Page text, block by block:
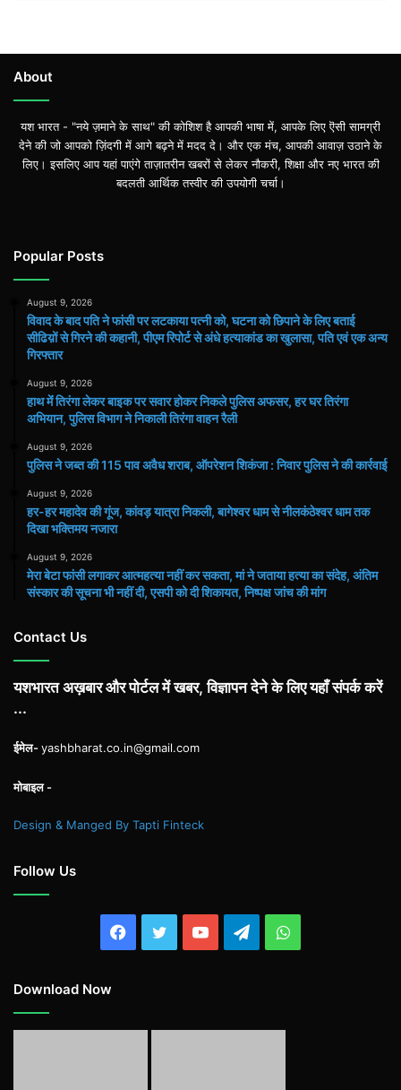
About
यश भारत - "नये ज़माने के साथ" की कोशिश है आपकी भाषा में, आपके लिए ऎसी सामग्री
देने की जो आपको ज़िंदगी में आगे बढ़ने में मदद दे। और एक मंच, आपकी आवाज़ उठाने के
लिए। इसलिए आप यहां पाएंगे ताज़ातरीन खबरों से लेकर नौकरी, शिक्षा और नए भारत की
बदलती आर्थिक तस्वीर की उपयोगी चर्चा।
Popular Posts
August 9, 2026
विवाद के बाद पति ने फांसी पर लटकाया पत्नी को, घटना को छिपाने के लिए बताई
सीढिय़ों से गिरने की कहानी, पीएम रिपोर्ट से अंधे हत्याकांड का खुलासा, पति एवं एक अन्य
गिरफ्तार
August 9, 2026
हाथ मेंं तिरंगा लेकर बाइक पर सवार होकर निकले पुलिस अफसर, हर घर तिरंगा
अभियान, पुलिस विभाग ने निकाली तिरंगा वाहन रैली
August 9, 2026
पुलिस ने जब्त की 115 पाव अवैध शराब, ऑपरेशन शिकंजा : निवार पुलिस ने की कार्रवाई
August 9, 2026
हर-हर महादेव की गूंज, कांवड़ यात्रा निकली, बागेश्वर धाम से नीलकंठेश्वर धाम तक
दिखा भक्तिमय नजारा
August 9, 2026
मेरा बेटा फांसी लगाकर आत्महत्या नहीं कर सकता, मां ने जताया हत्या का संदेह, अंतिम
संस्कार की सूचना भी नहीं दी, एसपी को दी शिकायत, निष्पक्ष जांच की मांग
Contact Us
यशभारत अख़बार और पोर्टल में खबर, विज्ञापन देने के लिए यहाँ संपर्क करें
...
ईमेल-yashbharat.co.in@gmail.com
मोबाइल -
Design & Manged By Tapti Finteck
Follow Us
Facebook
TwitterYouTubeTelegramWhatsApp
Download Now